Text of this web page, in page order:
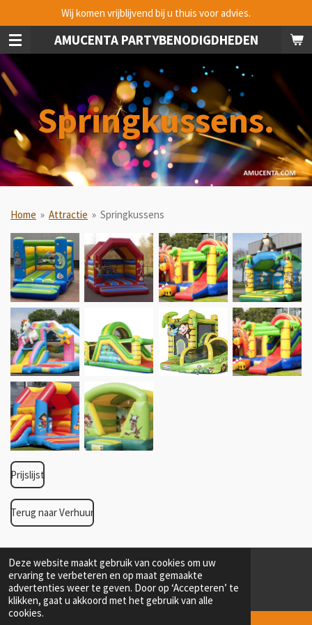
Deze website maakt gebruik van cookies om uw
ervaring te verbeteren en op maat gemaakte
advertenties weer te geven. Door op ‘Accepteren’ te
klikken, gaat u akkoord met het gebruik van alle
cookies.
direct
naar
de
hoofdinhoud
AMUCENTA PARTYBENODIGDHEDEN
Wij komen vrijblijvend bij u thuis voor advies.
Springkussens.
Home » Attractie » Springkussens
Prijslijst
Terug naar Verhuur
© 2024 - 2026 Amucenta Partybenodigdheden
Powered byJouwWeb